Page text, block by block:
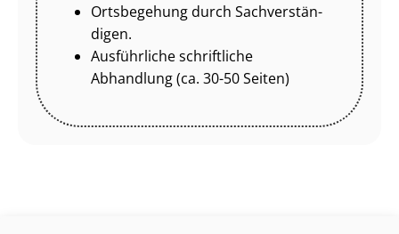
Ortsbegehung durch Sach­ver­stän­
di­gen.
Ausführliche schriftliche
Abhandlung (ca. 30-50 Seiten)